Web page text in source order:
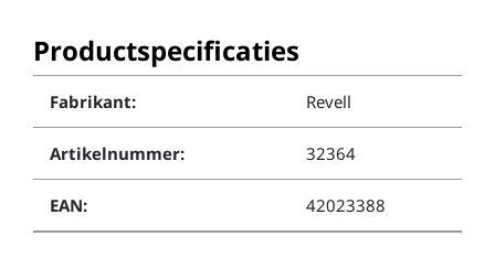
Productspecificaties
Fabrikant: Revell
Artikelnummer: 32364
EAN: 42023388